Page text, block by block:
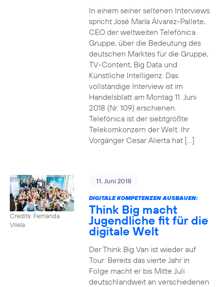
In einem seiner seltenen Interviews
spricht José María Álvarez-Pallete,
CEO der weltweiten Telefónica
Gruppe, über die Bedeutung des
deutschen Marktes für die Gruppe,
TV-Content, Big Data und
Künstliche Intelligenz. Das
vollständige Interview ist im
Handelsblatt am Montag 11. Juni
2018 (Nr. 109) erschienen.
Telefónica ist der siebtgrößte
Telekomkonzern der Welt. Ihr
Vorgänger Cesar Alierta hat […]
Credits: Fernanda
Vilela
11. Juni 2018
DIGITALE KOMPETENZEN AUSBAUEN:
Think Big macht
Jugendliche fit für die
digitale Welt
Der Think Big Van ist wieder auf
Tour: Bereits das vierte Jahr in
Folge macht er bis Mitte Juli
deutschlandweit an verschiedenen